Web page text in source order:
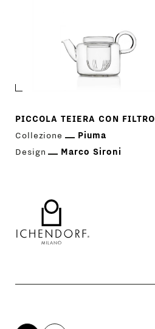
PICCOLA TEIERA CON FILTRO
Collezione
Piuma
Design
Marco Sironi